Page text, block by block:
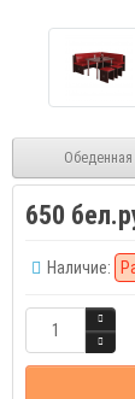
650
Наличие: